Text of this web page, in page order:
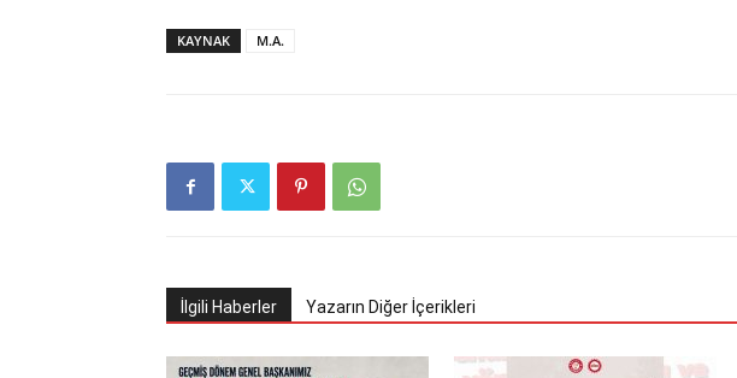
KAYNAK M.A.
İlgili Haberler Yazarın Diğer İçerikleri